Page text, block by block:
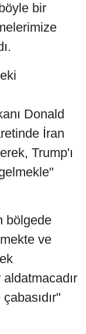
bir
Donald
İran
Trump'ı
bölgede
ve